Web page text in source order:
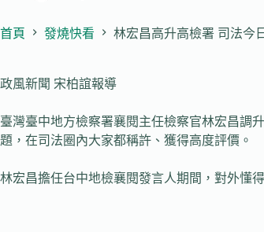
首頁 發燒快看 林宏昌高升高檢署 司法今
政風新聞 宋柏誼報導
臺灣臺中地方檢察署襄閱主任檢察官林宏昌調
題，在司法圈內大家都稱許、獲得高度評價。
林宏昌擔任台中地檢襄閱發言人期間，對外懂